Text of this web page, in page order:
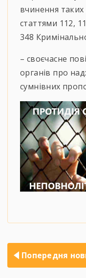
вчинення
статтями 112,
348
– своєчасне
органів про
сумнівних
Навігація
записів
Попередня